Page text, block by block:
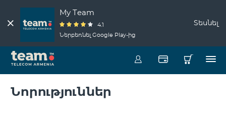
My Team
4.1
Ներբեռնել Google Play-ից
Տեսնել
Նորություններ